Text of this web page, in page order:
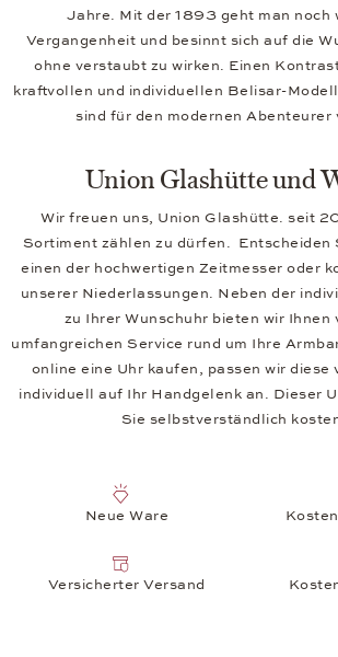
Jahre. Mit der 1893 geht man noch
Vergangenheit und besinnt sich auf die
ohne verstaubt zu wirken. Einen
kraftvollen und individuellen Belisar-
sind für den modernen Abenteurer
Union Glashütte und
Wir freuen uns, Union Glashütte. seit
Sortiment zählen zu dürfen. Entscheiden
einen der hochwertigen Zeitmesser oder
unserer Niederlassungen. Neben der
zu Ihrer Wunschuhr bieten wir Ihnen
umfangreichen Service rund um Ihre
online eine Uhr kaufen, passen wir diese
individuell auf Ihr Handgelenk an. Dieser
Sie selbstverständlich
Neue Ware
Versicherter Versand